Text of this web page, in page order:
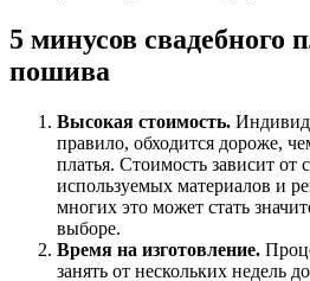
5 минусов свадебного
пошива
Высокая стоимость.
правило, обходится дороже,
платья. Стоимость зависит от
используемых материалов и
многих это может стать
выборе.
Время на изготовление.
занять от нескольких недель